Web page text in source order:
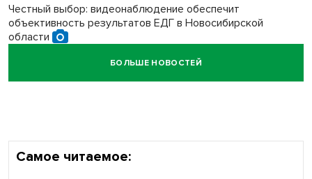
Честный выбор: видеонаблюдение обеспечит
объективность результатов ЕДГ в Новосибирской
области
Кибертанки пошли в бой: «Ростелеком» объявляет
БОЛЬШЕ НОВОСТЕЙ
Самое читаемое: